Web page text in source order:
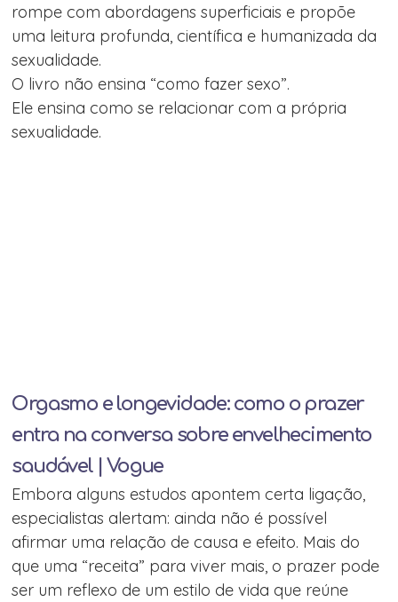
rompe com abordagens superficiais e propõe
uma leitura profunda, científica e humanizada da
sexualidade.
O livro não ensina “como fazer sexo”.
Ele ensina como se relacionar com a própria
sexualidade.
Orgasmo e longevidade: como o prazer
entra na conversa sobre envelhecimento
saudável | Vogue
Embora alguns estudos apontem certa ligação,
especialistas alertam: ainda não é possível
afirmar uma relação de causa e efeito. Mais do
que uma “receita” para viver mais, o prazer pode
ser um reflexo de um estilo de vida que reúne